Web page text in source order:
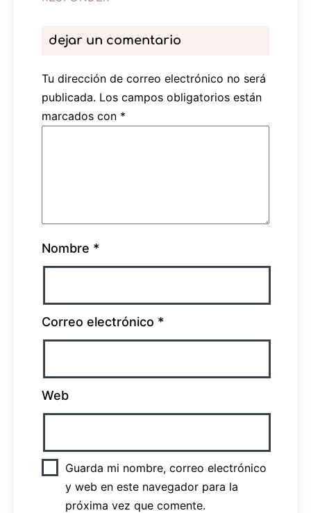
dejar un comentario
Tu dirección de correo electrónico no será
publicada. Los campos obligatorios están
marcados con *
Nombre *
Correo electrónico *
Web
Guarda mi nombre, correo electrónico
y web en este navegador para la
próxima vez que comente.